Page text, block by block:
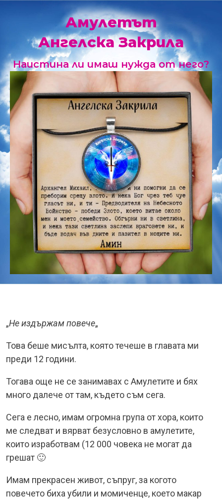
Амулетът
Ангелска Закрила
Наистина ли имаш нужда от него?
„Не издържам повече„
Това беше мисълта, която течеше в главата ми
преди 12 години.
Тогава още не се занимавах с Амулетите и бях
много далече от там, където съм сега.
Сега е лесно, имам огромна група от хора, които
ме следват и вярват безусловно в амулетите,
които изработвам (12 000 човека не могат да
грешат 🙂
Имам прекрасен живот, съпруг, за когото
повечето биха убили и момиченце, което макар